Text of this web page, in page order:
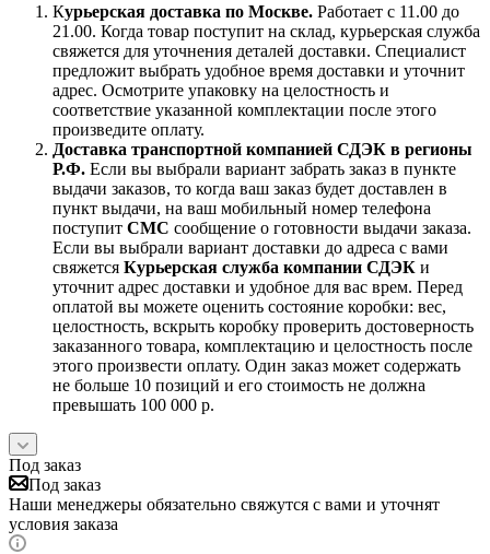
Курьерская доставка по Москве. Работает с 11.00 до
21.00. Когда товар поступит на склад, курьерская служба
свяжется для уточнения деталей доставки. Специалист
предложит выбрать удобное время доставки и уточнит
адрес. Осмотрите упаковку на целостность и
соответствие указанной комплектации после этого
произведите оплату.
Доставка транспортной компанией СДЭК в регионы
Р.Ф. Если вы выбрали вариант забрать заказ в пункте
выдачи заказов, то когда ваш заказ будет доставлен в
пункт выдачи, на ваш мобильный номер телефона
поступит СМС сообщение о готовности выдачи заказа.
Если вы выбрали вариант доставки до адреса с вами
свяжется Курьерская служба компании СДЭК и
уточнит адрес доставки и удобное для вас врем. Перед
оплатой вы можете оценить состояние коробки: вес,
целостность, вскрыть коробку проверить достоверность
заказанного товара, комплектацию и целостность после
этого произвести оплату. Один заказ может содержать
не больше 10 позиций и его стоимость не должна
превышать 100 000 р.
Под заказ
Под заказ
Наши менеджеры обязательно свяжутся с вами и уточнят
условия заказа